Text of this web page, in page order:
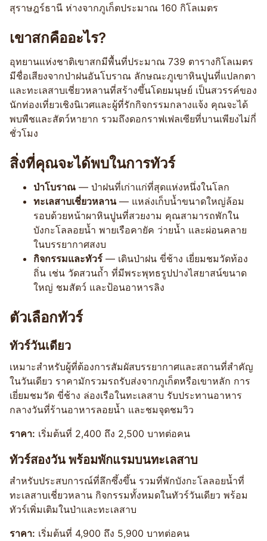
สุราษฎร์ธานี ห่างจากภูเก็ตประมาณ 160 กิโลเมตร
เขาสกคืออะไร?
อุทยานแห่งชาติเขาสกมีพื้นที่ประมาณ 739 ตารางกิโลเมตร
มีชื่อเสียงจากป่าฝนอันโบราณ ลักษณะภูเขาหินปูนที่แปลกตา
และทะเลสาบเชี่ยวหลานที่สร้างขึ้นโดยมนุษย์ เป็นสวรรค์ของ
นักท่องเที่ยวเชิงนิเวศและผู้ที่รักกิจกรรมกลางแจ้ง คุณจะได้
พบพืชและสัตว์หายาก รวมถึงดอกราฟเฟลเซียที่บานเพียงไม่กี่
ชั่วโมง
สิ่งที่คุณจะได้พบในการทัวร์
ป่าโบราณ — ป่าฝนที่เก่าแก่ที่สุดแห่งหนึ่งในโลก
ทะเลสาบเชี่ยวหลาน— แหล่งเก็บน้ำขนาดใหญ่ล้อม
รอบด้วยหน้าผาหินปูนที่สวยงาม คุณสามารถพักใน
บังกะโลลอยน้ำ พายเรือคายัค ว่ายน้ำ และผ่อนคลาย
ในบรรยากาศสงบ
กิจกรรมและทัวร์ — เดินป่าฝน ขี่ช้าง เยี่ยมชมวัดท้อง
ถิ่น เช่น วัดสวนถ้ำ ที่มีพระพุทธรูปปางไสยาสน์ขนาด
ใหญ่ ชมสัตว์ และป้อนอาหารลิง
ตัวเลือกทัวร์
ทัวร์วันเดียว
เหมาะสำหรับผู้ที่ต้องการสัมผัสบรรยากาศและสถานที่สำคัญ
ในวันเดียว ราคามักรวมรถรับส่งจากภูเก็ตหรือเขาหลัก การ
เยี่ยมชมวัด ขี่ช้าง ล่องเรือในทะเลสาบ รับประทานอาหาร
กลางวันที่ร้านอาหารลอยน้ำ และชมจุดชมวิว
ราคา: เริ่มต้นที่ 2,400 ถึง 2,500 บาทต่อคน
ทัวร์สองวัน พร้อมพักแรมบนทะเลสาบ
สำหรับประสบการณ์ที่ลึกซึ้งขึ้น รวมที่พักบังกะโลลอยน้ำที่
ทะเลสาบเชี่ยวหลาน กิจกรรมทั้งหมดในทัวร์วันเดียว พร้อม
ทัวร์เพิ่มเติมในป่าและทะเลสาบ
ราคา: เริ่มต้นที่ 4,900 ถึง 5,900 บาทต่อคน